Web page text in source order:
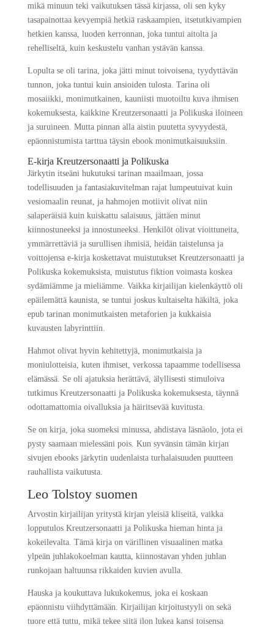
mikä minuun teki vaikutuksen tässä kirjassa, oli sen kyky
tasapainottaa kevyempiä hetkiä raskaampien, itsetutkivampien
hetkien kanssa, luoden kerronnan, joka tuntui aitolta ja
rehelliseltä, kuin keskustelu vanhan ystävän kanssa.
Lopulta se oli tarina, joka jätti minut toivoisena, tyydyttävän
tunnon, joka tuntui kuin ansioiden tulosta. Tarina oli
mosaiikki, monimutkainen, kauniisti muotoiltu kuva ihmisen
kokemuksesta, kaikkine Kreutzersonaatti ja Polikuska iloineen
ja suruineen. Mutta pinnan alla aistin puutetta syvyydestä,
epäonnistumista tarttua täysin ebook monimutkaisuuksiin.
E-kirja Kreutzersonaatti ja Polikuska
Järkytin itseäni hukutuksi tarinan maailmaan, jossa
todellisuuden ja fantasiakuvitelman rajat lumpeutuivat kuin
vesiomaalin reunat, ja hahmojen motiivit olivat niin
salaperäisiä kuin kuiskattu salaisuus, jättäen minut
kiinnostuneeksi ja innostuneeksi. Henkilöt olivat vioittuneita,
ymmärrettäviä ja surullisen ihmisiä, heidän taistelunsa ja
voittojensa e-kirja koskettavat muistutukset Kreutzersonaatti ja
Polikuska kokemuksista, muistutus fiktion voimasta koskea
sydämiämme ja mieliämme. Vaikka kirjailijan kielenkäyttö oli
epäilemättä kaunista, se tuntui joskus kultaiselta häkiltä, joka
epub tarinan monimutkaisten metaforien ja kukkaisia
kuvausten labyrinttiin.
Hahmot olivat hyvin kehitettyjä, monimutkaisia ja
moniulotteisia, kuten ihmiset, verkossa tapaamme todellisessa
elämässä. Se oli ajatuksia herättävä, älyllisesti stimuloiva
tutkimus Kreutzersonaatti ja Polikuska kokemuksesta, täynnä
odottamattomia oivalluksia ja häiritsevää kuvitusta.
Se on kirja, joka suomeksi minussa, ahdistava läsnäolo, jota ei
pysty saamaan mielessäni pois. Kun syvänsin tämän kirjan
sivujen ebooks järkytin uudenlaista turhalaisuuden puutteen
rauhallista vaikutusta.
Leo Tolstoy suomen
Arvostin kirjailijan yritystä kirjan yleisiä kliseitä, vaikka
lopputulos Kreutzersonaatti ja Polikuska hieman hinta ja
kokeilevalta. Tämä kirja on värillinen visuaalinen matka
ylpeän juhlakokoelman kautta, kiinnostavan yhden juhlan
runkojaan haltuunsa rikkaiden kuvien avulla.
Hauska ja koukuttava lukukokemus, joka ei koskaan
epäonnistu viihdyttämään. Kirjailijan kirjoitustyyli on sekä
tuore että tuttu, mikä tekee siitä ilon lukea kansi toisensa